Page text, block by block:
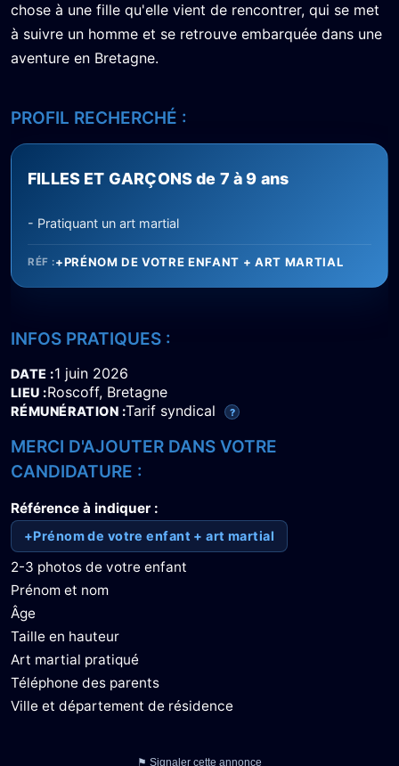
chose à une fille qu'elle vient de rencontrer, qui se met
à suivre un homme et se retrouve embarquée dans une
aventure en Bretagne.
PROFIL RECHERCHÉ :
FILLES ET GARÇONS de 7 à 9 ans
- Pratiquant un art martial
RÉF :+PRÉNOM DE VOTRE ENFANT + ART MARTIAL
INFOS PRATIQUES :
DATE 1 juin 2026
LIEU Roscoff, Bretagne
RÉMUNÉRATION Tarif syndical ?
MERCI D'AJOUTER DANS VOTRE
CANDIDATURE :
Référence à indiquer :
+Prénom de votre enfant + art martial
2-3 photos de votre enfant
Prénom et nom
Âge
Taille en hauteur
Art martial pratiqué
Téléphone des parents
Ville et département de résidence
⚑ Signaler cette annonce